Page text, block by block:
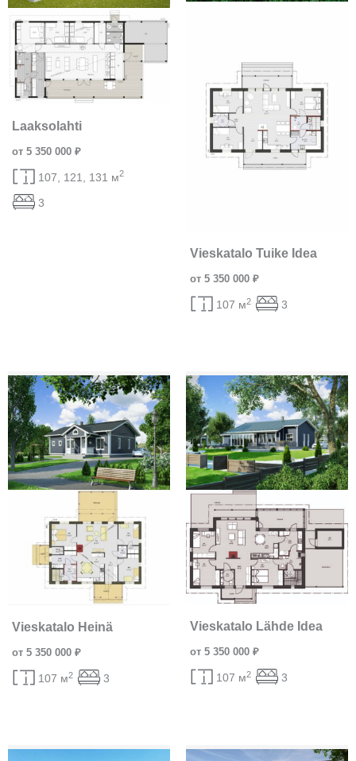
Laaksolahti
от 5 350 000 ₽
107, 121, 131 м2
3
Vieskatalo Tuike Idea
от 5 350 000 ₽
107 м2 3
Vieskatalo Heinä
от 5 350 000 ₽
107 м2 3
Vieskatalo Lähde Idea
от 5 350 000 ₽
107 м2 3